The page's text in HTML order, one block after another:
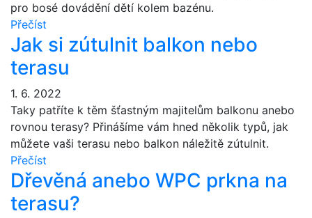
pro bosé dovádění dětí kolem bazénu.
Přečíst
Jak si zútulnit balkon nebo
terasu
1. 6. 2022
Taky patříte k těm šťastným majitelům balkonu anebo
rovnou terasy? Přinášíme vám hned několik typů, jak
můžete vaši terasu nebo balkon náležitě zútulnit.
Přečíst
Dřevěná anebo WPC prkna na
terasu?
názory klientů
Od Zounek Desing s.r.o. máme
venkovní žaluzie a nyní také
markýzu. Jsme velmi spokojeni, pan